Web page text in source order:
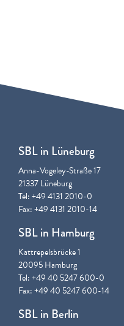
SBL in Lüneburg
Anna-Vogeley-Straße 17
21337 Lüneburg
Tel: +49 4131 2010-0
Fax: +49 4131 2010-14
SBL in Hamburg
Kattrepelsbrücke 1
20095 Hamburg
Tel: +49 40 5247 600-0
Fax: +49 40 5247 600-14
SBL in Berlin